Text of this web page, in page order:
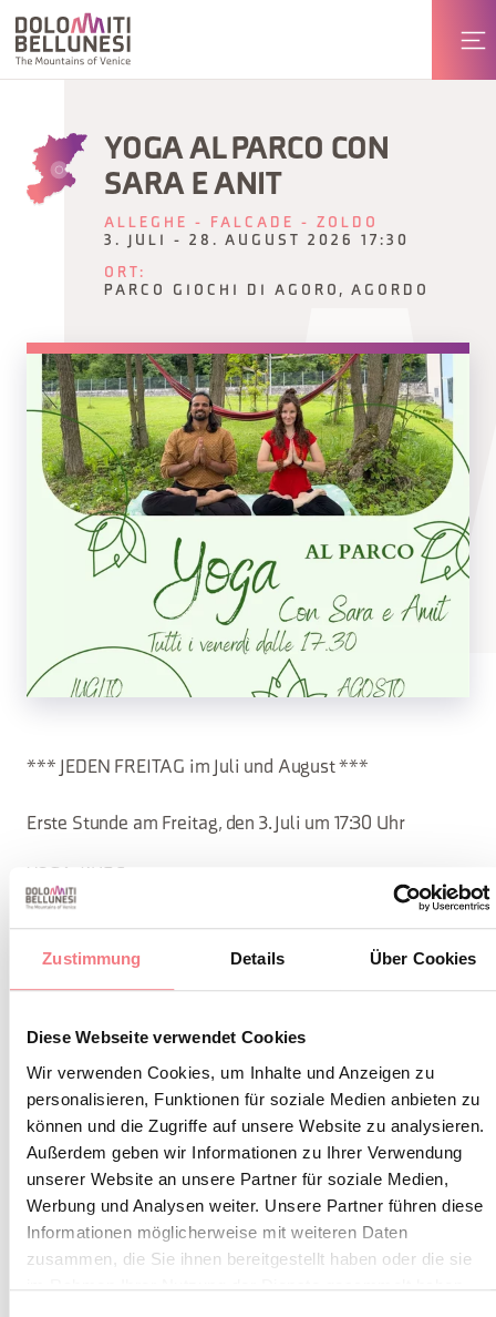
Zustimmung Details Über Cookies
Diese Webseite verwendet Cookies
Wir verwenden Cookies, um Inhalte und Anzeigen zu
personalisieren, Funktionen für soziale Medien anbieten zu
können und die Zugriffe auf unsere Website zu analysieren.
Außerdem geben wir Informationen zu Ihrer Verwendung
unserer Website an unsere Partner für soziale Medien,
Werbung und Analysen weiter. Unsere Partner führen diese
Informationen möglicherweise mit weiteren Daten
zusammen, die Sie ihnen bereitgestellt haben oder die sie
YOGA AL PARCO CON
SARA E ANIT
ALLEGHE - FALCADE - ZOLDO
3. JULI - 28. AUGUST 2026 17:30
ORT:
PARCO GIOCHI DI AGORO, AGORDO
*** JEDEN FREITAG im Juli und August ***
Erste Stunde am Freitag, den 3. Juli um 17:30 Uhr
ANMELDUNG: Infos und Reservierungen Sonia 344 190
2405 Sara 345 708 2212
INFOS UND KONTAKTE DES VERANSTALTERS
Yoga al parco con Sara e Anit
+39 3441902405